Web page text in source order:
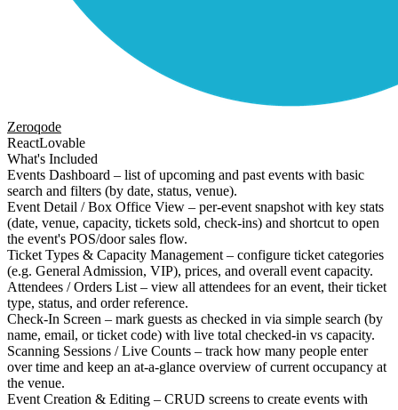
Zeroqode
ReactLovable
What's Included
Events Dashboard – list of upcoming and past events with basic
search and filters (by date, status, venue).
Event Detail / Box Office View – per-event snapshot with key stats
(date, venue, capacity, tickets sold, check-ins) and shortcut to open
the event's POS/door sales flow.
Ticket Types & Capacity Management – configure ticket categories
(e.g. General Admission, VIP), prices, and overall event capacity.
Attendees / Orders List – view all attendees for an event, their ticket
type, status, and order reference.
Check-In Screen – mark guests as checked in via simple search (by
name, email, or ticket code) with live total checked-in vs capacity.
Scanning Sessions / Live Counts – track how many people enter
over time and keep an at-a-glance overview of current occupancy at
the venue.
Event Creation & Editing – CRUD screens to create events with